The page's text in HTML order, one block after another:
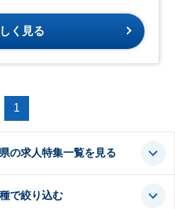
く見る
1
の求人特集一覧を見る
で絞り込む